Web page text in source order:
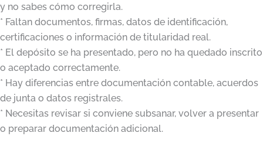
y no sabes cómo corregirla.
* Faltan documentos, firmas, datos de identificación,
certificaciones o información de titularidad real.
* El depósito se ha presentado, pero no ha quedado inscrito
o aceptado correctamente.
* Hay diferencias entre documentación contable, acuerdos
de junta o datos registrales.
* Necesitas revisar si conviene subsanar, volver a presentar
o preparar documentación adicional.